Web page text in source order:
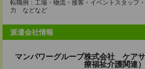
転職例：工場・物流・接客・イベントスタッフ
力 などなど
派遣会社情報
マンパワーグループ株式会社 ケア
療福祉介護関連）